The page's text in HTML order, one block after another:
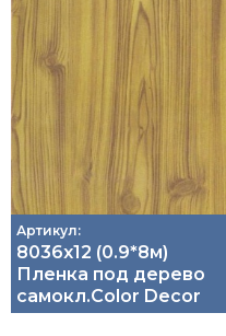
Артикул:
8036х12 (0.9*8м)
Пленка под дерево
самокл.Color Decor